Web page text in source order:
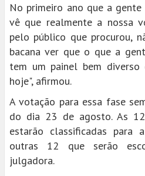
No primeiro ano que a
vê que realmente a nossa
pelo público que procurou,
bacana ver que o que a
tem um painel bem diverso
hoje", afirmou.
A votação para essa fase
do dia 23 de agosto. As
estarão classificadas
outras 12 que serão
julgadora.